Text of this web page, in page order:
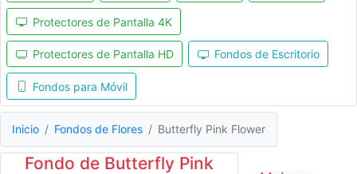
Protectores de Pantalla 4K
Protectores de Pantalla HD Fondos de Escritorio
Fondos para Móvil
Inicio Fondos de Flores Butterfly Pink Flower
Fondo de Butterfly Pink